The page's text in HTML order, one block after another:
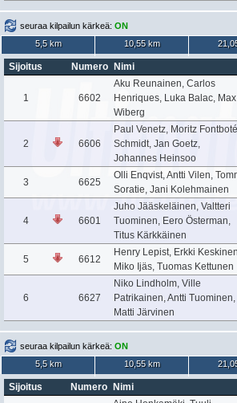
seuraa kilpailun kärkeä: ON
5,5 km
10,55 km
Sijoitus Numero Nimi
1 6602
Aku Reunainen, Carlos
Henriques, Luka Balac, Max
Wiberg
2 6606
Paul Venetz, Moritz Fontboté
Schmidt, Jan Goetz,
Johannes Heinsoo
3 6625
Olli Enqvist, Antti Vilen,
Soratie, Jani Kolehmainen
4 6601
Juho Jääskeläinen, Valtteri
Tuominen, Eero Österman,
Titus Kärkkäinen
5 6612
Henry Lepist, Erkki
Miko Ijäs, Tuomas Kettunen
6 6627
Niko Lindholm, Ville
Patrikainen, Antti Tuominen,
Matti Järvinen
seuraa kilpailun kärkeä: ON
5,5 km
10,55 km
Sijoitus Numero Nimi